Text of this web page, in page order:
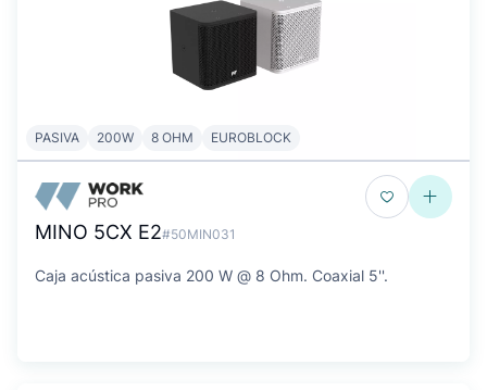
PASIVA 200W 8 OHM EUROBLOCK
MINO 5CX E2#50MIN031
Caja acústica pasiva 200 W @ 8 Ohm. Coaxial 5''.